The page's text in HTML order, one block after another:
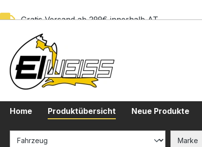
Gratis Versand ab 299€ innerhalb AT
Home Produktübersicht Neue Produkte